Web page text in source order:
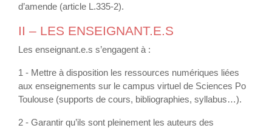
d’amende (article L.335-2).
II – LES ENSEIGNANT.E.S
Les enseignant.e.s s’engagent à :
1 - Mettre à disposition les ressources numériques liées
aux enseignements sur le campus virtuel de Sciences Po
Toulouse (supports de cours, bibliographies, syllabus…).
2 - Garantir qu’ils sont pleinement les auteurs des